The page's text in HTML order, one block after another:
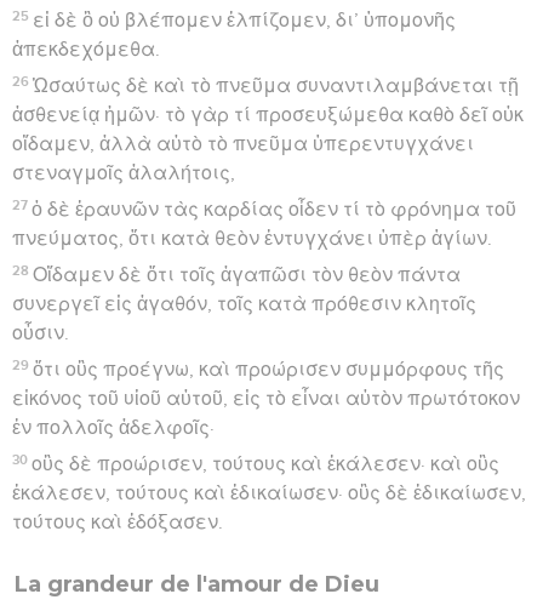
25 εἰ δὲ ὃ οὐ βλέπομεν ἐλπίζομεν, δι’ ὑπομονῆς
ἀπεκδεχόμεθα.
26 Ὡσαύτως δὲ καὶ τὸ πνεῦμα συναντιλαμβάνεται τῇ
ἀσθενείᾳ ἡμῶν· τὸ γὰρ τί προσευξώμεθα καθὸ δεῖ οὐκ
οἴδαμεν, ἀλλὰ αὐτὸ τὸ πνεῦμα ὑπερεντυγχάνει
στεναγμοῖς ἀλαλήτοις,
27 ὁ δὲ ἐραυνῶν τὰς καρδίας οἶδεν τί τὸ φρόνημα τοῦ
πνεύματος, ὅτι κατὰ θεὸν ἐντυγχάνει ὑπὲρ ἁγίων.
28 Οἴδαμεν δὲ ὅτι τοῖς ἀγαπῶσι τὸν θεὸν πάντα
συνεργεῖ εἰς ἀγαθόν, τοῖς κατὰ πρόθεσιν κλητοῖς
οὖσιν.
29 ὅτι οὓς προέγνω, καὶ προώρισεν συμμόρφους τῆς
εἰκόνος τοῦ υἱοῦ αὐτοῦ, εἰς τὸ εἶναι αὐτὸν πρωτότοκον
ἐν πολλοῖς ἀδελφοῖς·
30 οὓς δὲ προώρισεν, τούτους καὶ ἐκάλεσεν· καὶ οὓς
ἐκάλεσεν, τούτους καὶ ἐδικαίωσεν· οὓς δὲ ἐδικαίωσεν,
τούτους καὶ ἐδόξασεν.
La grandeur de l'amour de Dieu